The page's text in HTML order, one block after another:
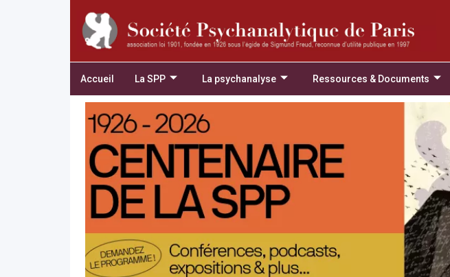
Accueil La SPP La psychanalyse Ressources & Documents